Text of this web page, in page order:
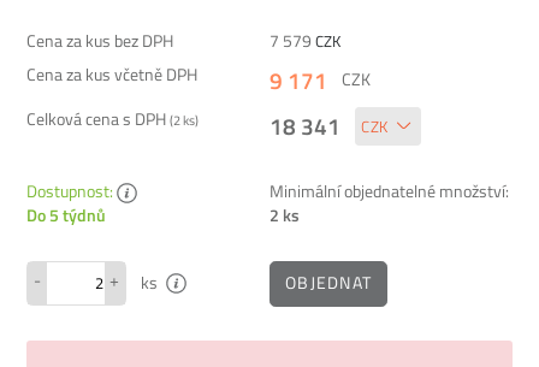
Cena za kus bez DPH 7 579 CZK
Cena za kus včetně DPH
9 171
CZK
Celková cena s DPH(2ks) 18 341
Dostupnost:
Do 5 týdnů
Minimální objednatelné množství:
2 ks
- + ks OBJEDNAT